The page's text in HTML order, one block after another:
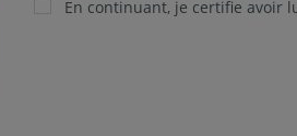
En continuant, je certifie avoir